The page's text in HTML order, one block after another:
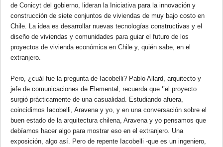
de Conicyt del gobierno, lideran la Iniciativa para la innovación y
construcción de siete conjuntos de viviendas de muy bajo costo en
Chile. La idea es desarrollar nuevas tecnologías constructivas y el
diseño de viviendas y comunidades para guiar el futuro de los
proyectos de vivienda económica en Chile y, quién sabe, en el
extranjero.
Pero, ¿cuál fue la pregunta de Iacobelli? Pablo Allard, arquitecto y
jefe de comunicaciones de Elemental, recuerda que ‘’el proyecto
surgió prácticamente de una casualidad. Estudiando afuera,
coincidimos Iacobelli, Aravena y yo, y en una conversación sobre el
buen estado de la arquitectura chilena, Aravena y yo pensamos que
debíamos hacer algo para mostrar eso en el extranjero. Una
exposición, algo así. Pero de repente Iacobelli -que es un ingeniero,